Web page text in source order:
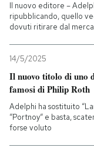
Internet
Scienza
Economia
Sport
PODCAST
Il nuovo editore –
ripubblicando, quello
dovuti ritirare dal
14/5/2025
Il nuovo titolo di uno
famosi di Philip Roth
Adelphi ha sostituito
“Portnoy“ e basta,
forse voluto